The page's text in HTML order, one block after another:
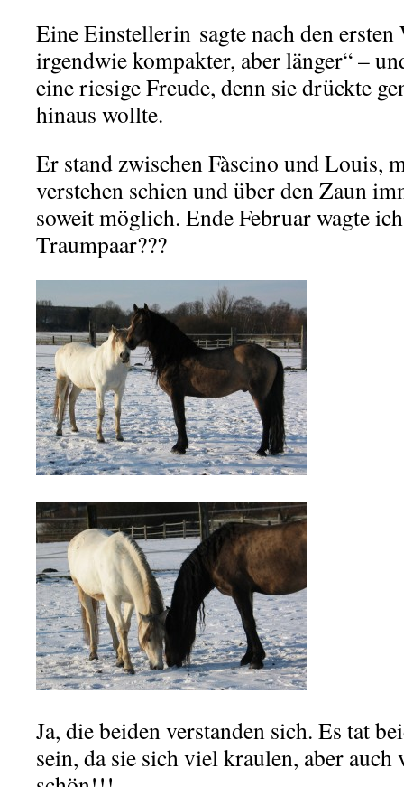
Eine Einstellerin sagte nach den
irgendwie kompakter, aber länger“ –
eine riesige Freude, denn sie drückte
hinaus wollte.
Er stand zwischen Fàscino und Louis,
verstehen schien und über den Zaun
soweit möglich. Ende Februar wagte
Traumpaar???
Ja, die beiden verstanden sich. Es tat
sein, da sie sich viel kraulen, aber